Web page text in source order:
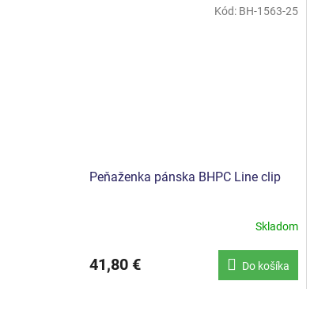
Peňaženka pánska BHPC Line clip
Skladom
41,80 € Do košíka
Kód: BH-1563-25